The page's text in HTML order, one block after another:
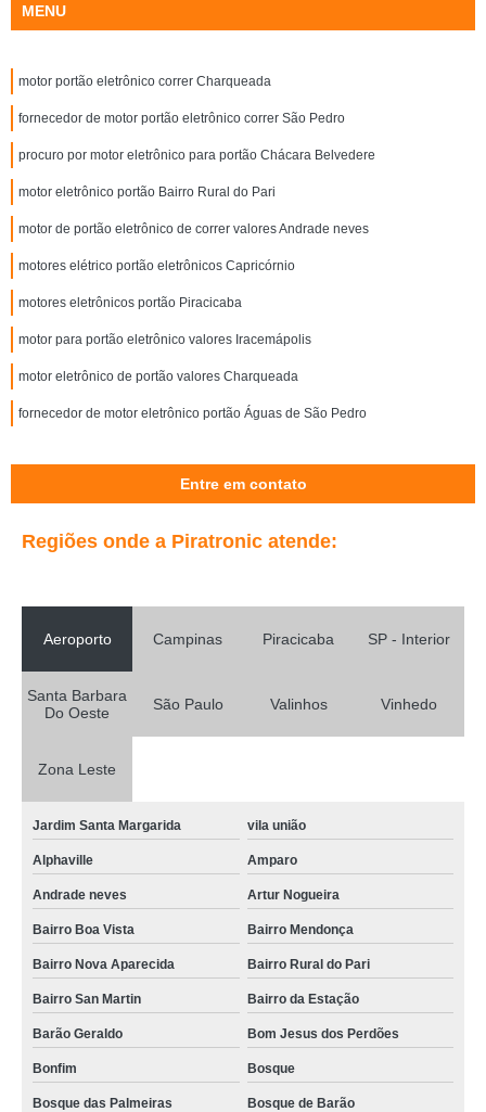
MENU
motor portão eletrônico correr Charqueada
fornecedor de motor portão eletrônico correr São Pedro
procuro por motor eletrônico para portão Chácara Belvedere
motor eletrônico portão Bairro Rural do Pari
motor de portão eletrônico de correr valores Andrade neves
motores elétrico portão eletrônicos Capricórnio
motores eletrônicos portão Piracicaba
motor para portão eletrônico valores Iracemápolis
motor eletrônico de portão valores Charqueada
fornecedor de motor eletrônico portão Águas de São Pedro
Entre em contato
Regiões onde a Piratronic atende:
Aeroporto Campinas Piracicaba SP - Interior
Santa Barbara
Do Oeste
São Paulo Valinhos Vinhedo
Zona Leste
Jardim Santa Margarida vila união
Alphaville Amparo
Andrade neves Artur Nogueira
Bairro Boa Vista Bairro Mendonça
Bairro Nova Aparecida Bairro Rural do Pari
Bairro San Martin Bairro da Estação
Barão Geraldo Bom Jesus dos Perdões
Bonfim Bosque
Bosque das Palmeiras Bosque de Barão